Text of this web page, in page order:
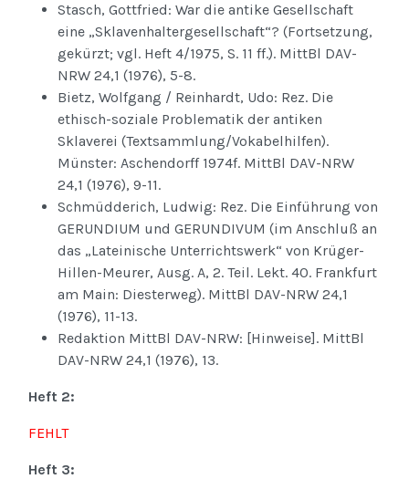
Stasch, Gottfried: War die antike Gesellschaft
eine „Sklavenhaltergesellschaft“? (Fortsetzung,
gekürzt; vgl. Heft 4/1975, S. 11 ff.). MittBl DAV-
NRW 24,1 (1976), 5-8.
Bietz, Wolfgang / Reinhardt, Udo: Rez. Die
ethisch-soziale Problematik der antiken
Sklaverei (Textsammlung/Vokabelhilfen).
Münster: Aschendorff 1974f. MittBl DAV-NRW
24,1 (1976), 9-11.
Schmüdderich, Ludwig: Rez. Die Einführung von
GERUNDIUM und GERUNDIVUM (im Anschluß an
das „Lateinische Unterrichtswerk“ von Krüger-
Hillen-Meurer, Ausg. A, 2. Teil. Lekt. 40. Frankfurt
am Main: Diesterweg). MittBl DAV-NRW 24,1
(1976), 11-13.
Redaktion MittBl DAV-NRW: [Hinweise]. MittBl
DAV-NRW 24,1 (1976), 13.
Heft 2:
FEHLT
Heft 3: